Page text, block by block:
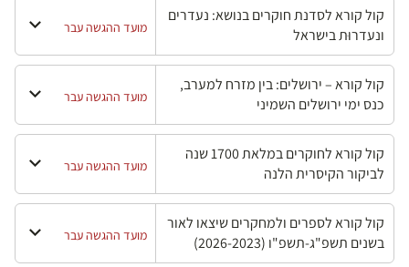
קול קורא לסדנת חוקרים בנושא: נעדרים
ונעדרוּת בישראל
מועד ההגשה עבר
קול קורא – ירושלים: בין מזרח למערב,
כנס ימי ירושלים השמיני
מועד ההגשה עבר
קול קורא לחוקרים במלאת 1700 שנה
לביקור הקיסרית הלנה
מועד ההגשה עבר
קול קורא לספרים ולמחקרים שיצאו לאור
בשנים תשפ"ג-תשפ"ו (2026-2023)
מועד ההגשה עבר